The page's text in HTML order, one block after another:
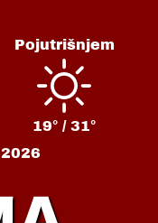
Pojutrišnjem
19° / 31°